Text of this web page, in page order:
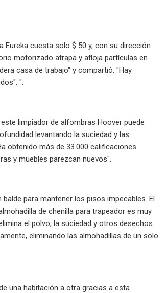
cuesta solo $ 50 y, con su dirección
motorizado atrapa y afloja partículas en
casa de trabajo" y compartió: "Hay
".
limpiador de alfombras Hoover puede
levantando la suciedad y las
obtenido más de 33.000 calificaciones
y muebles parezcan nuevos".
para mantener los pisos impecables. El
de chenilla para trapeador es muy
el polvo, la suciedad y otros desechos
eliminando las almohadillas de un solo
una habitación a otra gracias a esta